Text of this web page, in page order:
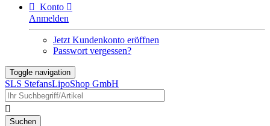
 Konto 
Anmelden
Jetzt Kundenkonto eröffnen
Passwort vergessen?
Toggle navigation
SLS StefansLipoShop GmbH
